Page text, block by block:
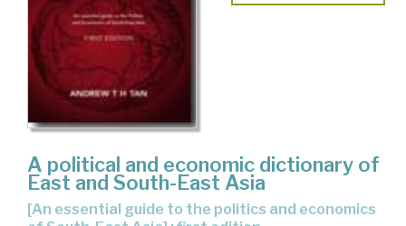
A political and economic dictionary of
East and South-East Asia
[an essential guide to the politics and economics